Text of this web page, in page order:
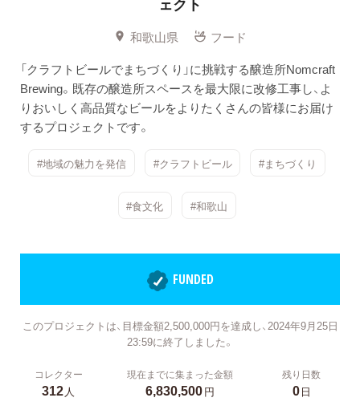
和歌山県
フード
「クラフトビールでまちづくり」に挑戦する醸造所Nomcraft
Brewing。既存の醸造所スペースを最大限に改修工事し、よ
りおいしく高品質なビールをよりたくさんの皆様にお届け
するプロジェクトです。
#地域の魅力を発信 #クラフトビール #まちづくり
#食文化 #和歌山
FUNDED
このプロジェクトは、目標金額2,500,000円を達成し、2024年9月25日
23:59に終了しました。
コレクター
312人
現在までに集まった金額
6,830,500円
残り日数
0日